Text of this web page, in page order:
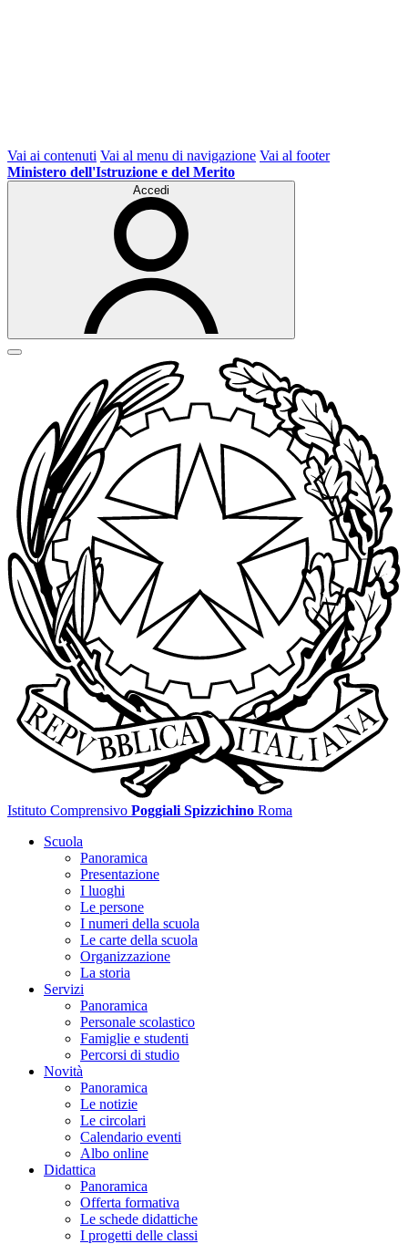
Vai ai contenuti Vai al menu di navigazione Vai al footer
Ministero dell'Istruzione e del Merito
Accedi
Istituto Comprensivo Poggiali Spizzichino Roma
Scuola
Panoramica
Presentazione
I luoghi
Le persone
I numeri della scuola
Le carte della scuola
Organizzazione
La storia
Servizi
Panoramica
Personale scolastico
Famiglie e studenti
Percorsi di studio
Novità
Panoramica
Le notizie
Le circolari
Calendario eventi
Albo online
Didattica
Panoramica
Offerta formativa
Le schede didattiche
I progetti delle classi